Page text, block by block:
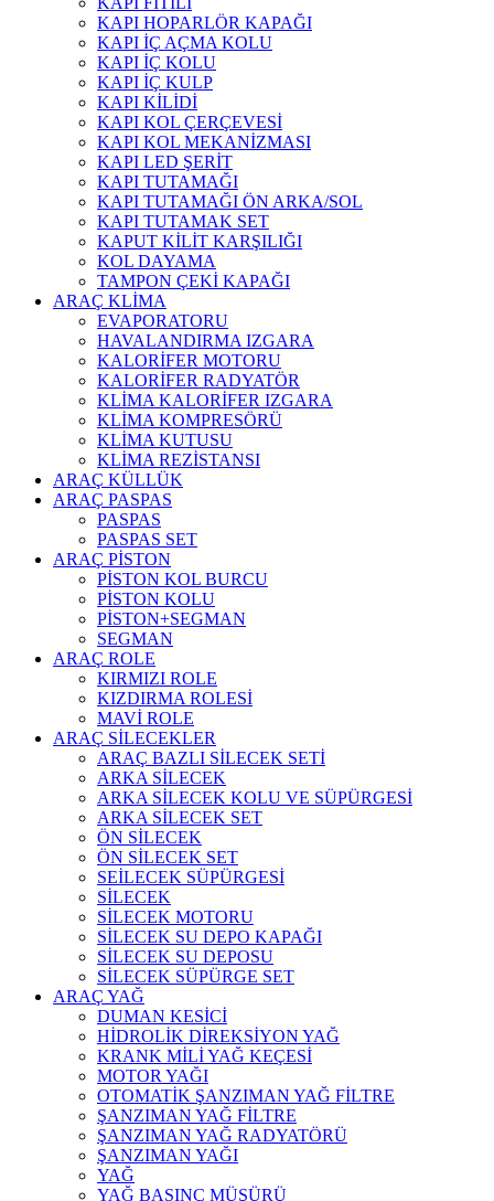
KAPI HOPARLÖR KAPAĞI
KAPI İÇ AÇMA KOLU
KAPI İÇ KOLU
KAPI İÇ KULP
KAPI KİLİDİ
KAPI KOL ÇERÇEVESİ
KAPI KOL MEKANİZMASI
KAPI LED ŞERİT
KAPI TUTAMAĞI
KAPI TUTAMAĞI ÖN ARKA/SOL
KAPI TUTAMAK SET
KAPUT KİLİT KARŞILIĞI
KOL DAYAMA
TAMPON ÇEKİ KAPAĞI
ARAÇ KLİMA
EVAPORATORU
HAVALANDIRMA IZGARA
KALORİFER MOTORU
KALORİFER RADYATÖR
KLİMA KALORİFER IZGARA
KLİMA KOMPRESÖRÜ
KLİMA KUTUSU
KLİMA REZİSTANSI
ARAÇ KÜLLÜK
ARAÇ PASPAS
PASPAS
PASPAS SET
ARAÇ PİSTON
PİSTON KOL BURCU
PİSTON KOLU
PİSTON+SEGMAN
SEGMAN
ARAÇ ROLE
KIRMIZI ROLE
KIZDIRMA ROLESİ
MAVİ ROLE
ARAÇ SİLECEKLER
ARAÇ BAZLI SİLECEK SETİ
ARKA SİLECEK
ARKA SİLECEK KOLU VE SÜPÜRGESİ
ARKA SİLECEK SET
ÖN SİLECEK
ÖN SİLECEK SET
SEİLECEK SÜPÜRGESİ
SİLECEK
SİLECEK MOTORU
SİLECEK SU DEPO KAPAĞI
SİLECEK SU DEPOSU
SİLECEK SÜPÜRGE SET
ARAÇ YAĞ
DUMAN KESİCİ
HİDROLİK DİREKSİYON YAĞ
KRANK MİLİ YAĞ KEÇESİ
MOTOR YAĞI
OTOMATİK ŞANZIMAN YAĞ FİLTRE
ŞANZIMAN YAĞ FİLTRE
ŞANZIMAN YAĞ RADYATÖRÜ
ŞANZIMAN YAĞI
YAĞ
YAĞ BASINÇ MÜŞÜRÜ